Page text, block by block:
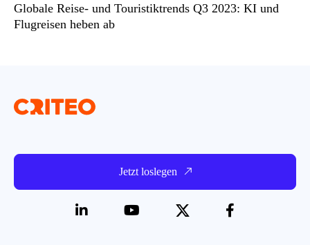
Globale Reise- und Touristiktrends Q3 2023: KI und
Flugreisen heben ab
Jetzt loslegen